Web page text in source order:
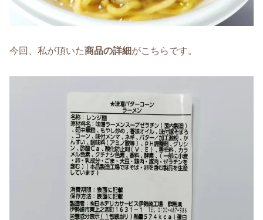
今回、私が頂いた商品の詳細がこちらです。